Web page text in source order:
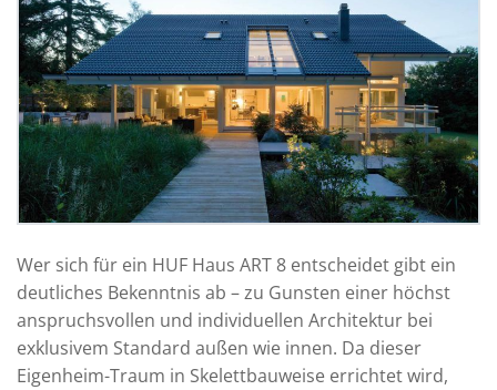
Wer sich für ein HUF Haus ART 8 entscheidet gibt ein
deutliches Bekenntnis ab – zu Gunsten einer höchst
anspruchsvollen und individuellen Architektur bei
exklusivem Standard außen wie innen. Da dieser
Eigenheim-Traum in Skelettbauweise errichtet wird,